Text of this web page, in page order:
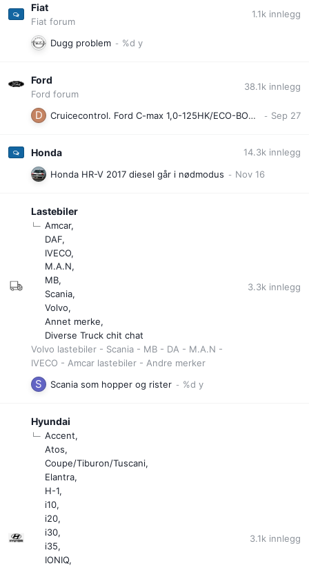
Fiat
Fiat forum
1.1k innlegg
Dugg problem
Ford
Ford forum
38.1k innlegg
Cruicecontrol. Ford C-max 1,0-125HK/ECO-BOOST/ 2014 modell
Honda 14.3k innlegg
Honda HR-V 2017 diesel går i nødmodus
Lastebiler
Amcar
DAF
IVECO
M.A.N
MB
Scania
Volvo
Annet merke
Diverse Truck chit chat
Volvo lastebiler - Scania - MB - DA - M.A.N -
IVECO - Amcar lastebiler - Andre merker
3.3k innlegg
Scania som hopper og rister
Hyundai
Accent
Atos
Coupe/Tiburon/Tuscani
Elantra
H-1
i10
i20
i30
i35
IONIQ
3.1k innlegg